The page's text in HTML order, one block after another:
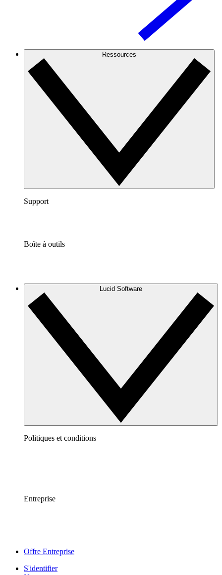
Ressources
Support
Boîte à outils
Lucid Software
Politiques et conditions
Entreprise
Offre Entreprise
S'identifier